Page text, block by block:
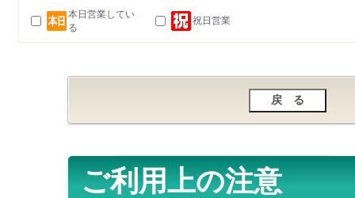
本日営業してい
る
祝日営業
ご利用上の注意